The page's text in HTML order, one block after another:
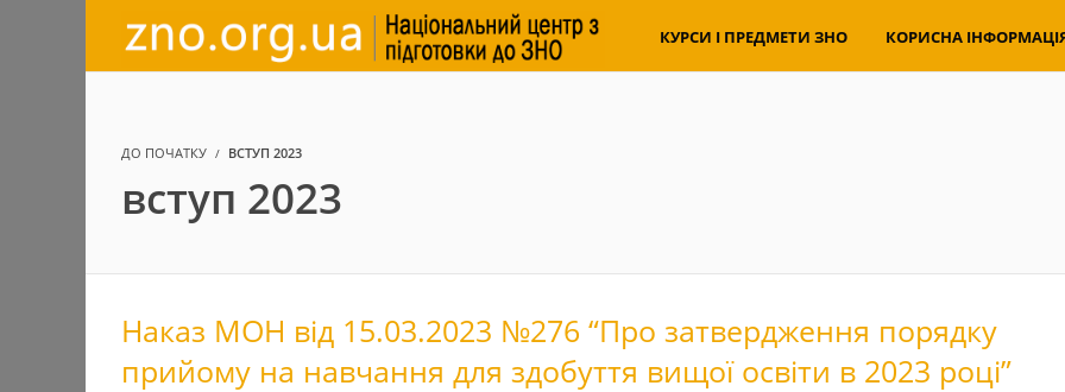
КУРСИ І ПРЕДМЕТИ ЗНО КОРИСНА
ДО ПОЧАТКУ ВСТУП 2023
вступ 2023
Наказ МОН від 15.03.2023 №276 “Про затвердження порядку
прийому на навчання для здобуття вищої освіти в 2023 році”